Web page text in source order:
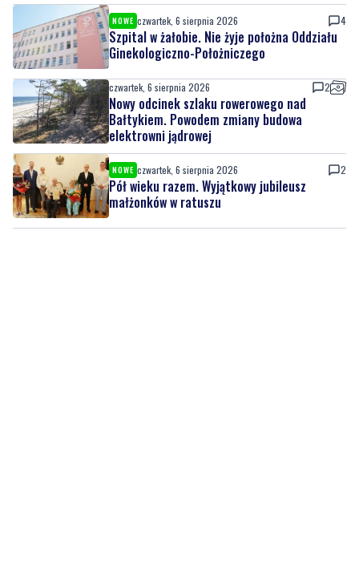
czwartek, 6 sierpnia 2026 2
Nowy odcinek szlaku rowerowego nad
Bałtykiem. Powodem zmiany budowa
elektrowni jądrowej
NOWE czwartek, 6 sierpnia 2026
Pół wieku razem. Wyjątkowy jubileusz
małżonków w ratuszu